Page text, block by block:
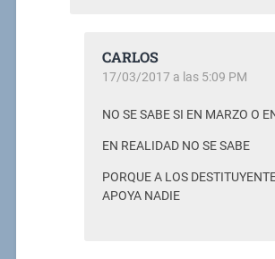
CARLOS
17/03/2017 a las 5:09 PM
NO SE SABE SI EN MARZO O
EN REALIDAD NO SE SABE
PORQUE A LOS
APOYA NADIE